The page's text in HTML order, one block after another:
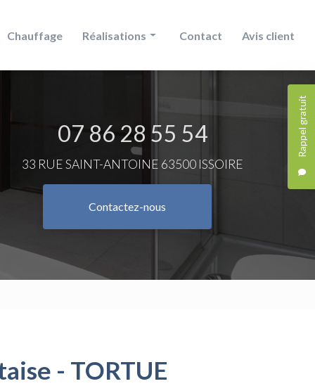
Rappel gratuit
Chauffage Réalisations
Salle de bain
Contact Avis client
07 86 28 55 54
33 RUE SAINT-ANTOINE 63500 ISSOIRE
Contactez-nous
- TORTUE